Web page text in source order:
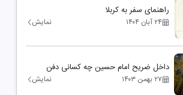
راهنمای سفر به کربلا
۲۴ آبان ۱۴۰۴ نمایش
داخل ضریح امام حسین چه کسانی دفن
هستند
۲۷ بهمن ۱۴۰۳ نمایش